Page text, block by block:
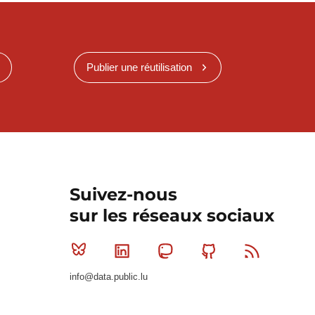
Publier une réutilisation
Suivez-nous
sur les réseaux sociaux
Bluesky Linkedin MastodonGithub
info@data.public.lu